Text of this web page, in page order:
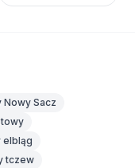
Sacz
elbląg
tczew